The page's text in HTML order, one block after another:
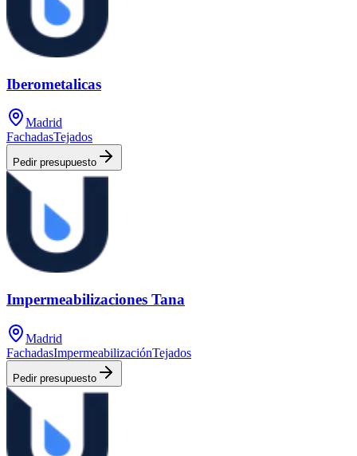
Iberometalicas
Madrid
FachadasTejados
Pedir presupuesto
Impermeabilizaciones Tana
Madrid
FachadasImpermeabilizaciónTejados
Pedir presupuesto